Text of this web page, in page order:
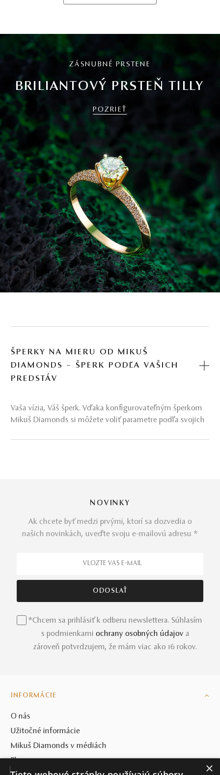
ZÁSNUBNÉ PRSTENE
BRILIANTOVÝ PRSTEŇ TILLY
POZRIEŤ
ŠPERKY NA MIERU OD MIKUŠ
DIAMONDS – ŠPERK PODĽA VAŠICH
PREDSTÁV
Vaša vízia, Váš šperk. Vďaka konfigurovateľným šperkom
Mikuš Diamonds si môžete voliť parametre podľa svojich
alebo si chcú splniť svoj osobný sen. A to
Konfigurovateľné šperky vyzdvihujú vašu jedinečnosť –
navrhnite si šperk, ktorý dokonale vystihne váš vkus aj
NOVINKY
Ak chcete byť medzi prvými, ktorí sa dozvedia o
našich novinkách, uveďte svoju e-mailovú adresu *
*Chcem sa prihlásiť k odberu newslettera. Súhlasím
s podmienkami ochrany osobných údajov a
zároveň potvrdzujem, že mám viac ako 16 rokov.
INFORMÁCIE
O nás
Užitočné informácie
Mikuš Diamonds v médiách
Blog
×